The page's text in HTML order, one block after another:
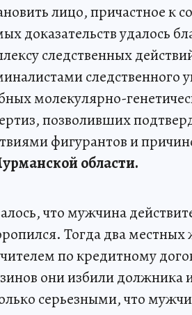
лицо, причастное к
доказательств удалось
следственных
следственного
молекулярно-
позволивших
фигурантов и
области.
что мужчина
Тогда два
по кредитному
они избили должника
серьезными, что